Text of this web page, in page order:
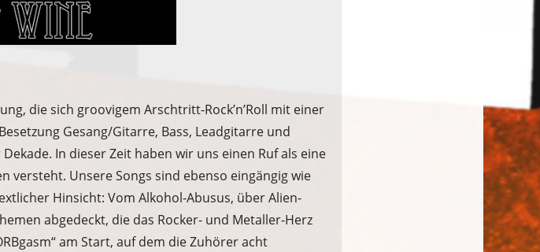
die sich groovigem Arschtritt-Rock’n’Roll mit einer
Gesang/Gitarre, Bass, Leadgitarre und
In dieser Zeit haben wir uns einen Ruf als eine
Unsere Songs sind ebenso eingängig wie
Hinsicht: Vom Alkohol-Abusus, über Alien-
abgedeckt, die das Rocker- und Metaller-Herz
am Start, auf dem die Zuhörer acht